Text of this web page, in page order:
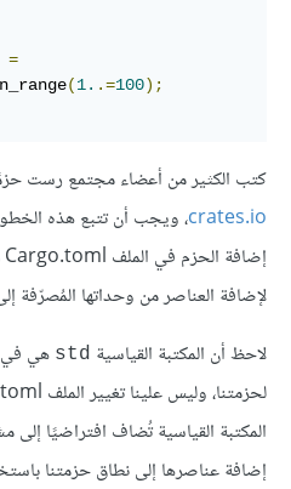
=
(1. .=100);
كتب الكثير من أعضاء مجتمع رست
crates.io، ويجب أن تتبع هذه
إضافة الحزم في الملف Cargo.toml مثل قائمة، واستخدام
لإضافة العناصر من وحداتها المُصرّفة
لاحظ أن المكتبة القياسية std هي في
لحزمتنا، وليس علينا تغيير الملف Cargo.toml لتضمين
المكتبة القياسية تُضاف افتراضيًا إلى
إضافة عناصرها إلى نطاق حزمتنا